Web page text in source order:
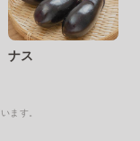
ナス
ます。